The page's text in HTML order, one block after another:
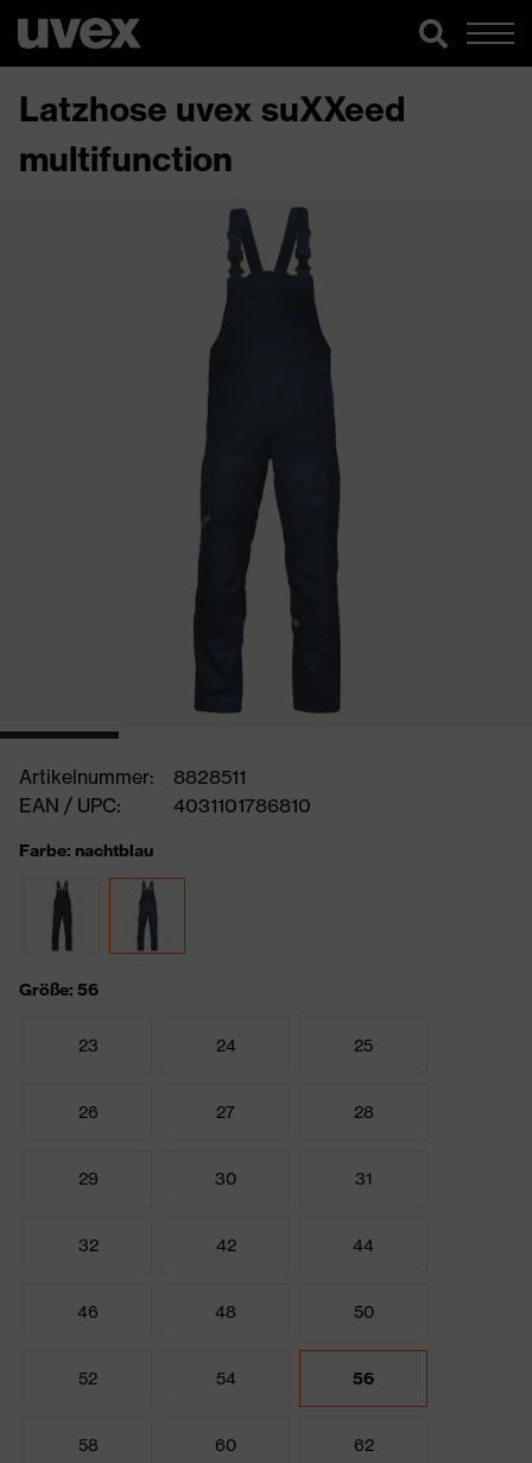
Latzhose uvex suXXeed
multifunction
Artikelnummer:
8828511
EAN / UPC:
4031101786810
Farbe: nachtblau
Größe: 56
23 24 25
26 27 28
29 30 31
32 42 44
46 48 50
52 54 56
58 60 62